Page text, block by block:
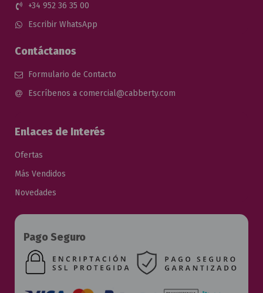
+34 952 36 35 00
Escribir WhatsApp
Contáctanos
Formulario de Contacto
Escríbenos a comercial@cabberty.com
Enlaces de Interés
Ofertas
Más Vendidos
Novedades
Pago Seguro